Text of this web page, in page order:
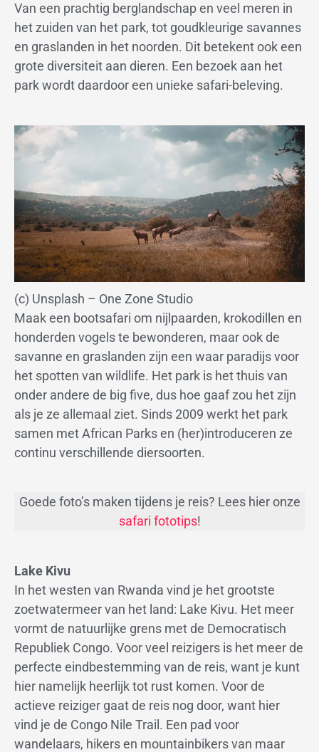
Van een prachtig berglandschap en veel meren in
het zuiden van het park, tot goudkleurige savannes
en graslanden in het noorden. Dit betekent ook een
grote diversiteit aan dieren. Een bezoek aan het
park wordt daardoor een unieke safari-beleving.
(c) Unsplash – One Zone Studio
Maak een bootsafari om nijlpaarden, krokodillen en
honderden vogels te bewonderen, maar ook de
savanne en graslanden zijn een waar paradijs voor
het spotten van wildlife. Het park is het thuis van
onder andere de big five, dus hoe gaaf zou het zijn
als je ze allemaal ziet. Sinds 2009 werkt het park
samen met African Parks en (her)introduceren ze
continu verschillende diersoorten.
Goede foto’s maken tijdens je reis? Lees hier onze
safari fototips!
Lake Kivu
In het westen van Rwanda vind je het grootste
zoetwatermeer van het land: Lake Kivu. Het meer
vormt de natuurlijke grens met de Democratisch
Republiek Congo. Voor veel reizigers is het meer de
perfecte eindbestemming van de reis, want je kunt
hier namelijk heerlijk tot rust komen. Voor de
actieve reiziger gaat de reis nog door, want hier
vind je de Congo Nile Trail. Een pad voor
wandelaars, hikers en mountainbikers van maar